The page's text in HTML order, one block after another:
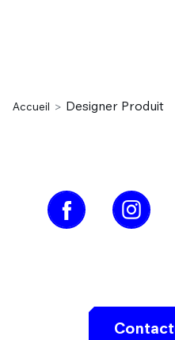
Accueil Designer Produit